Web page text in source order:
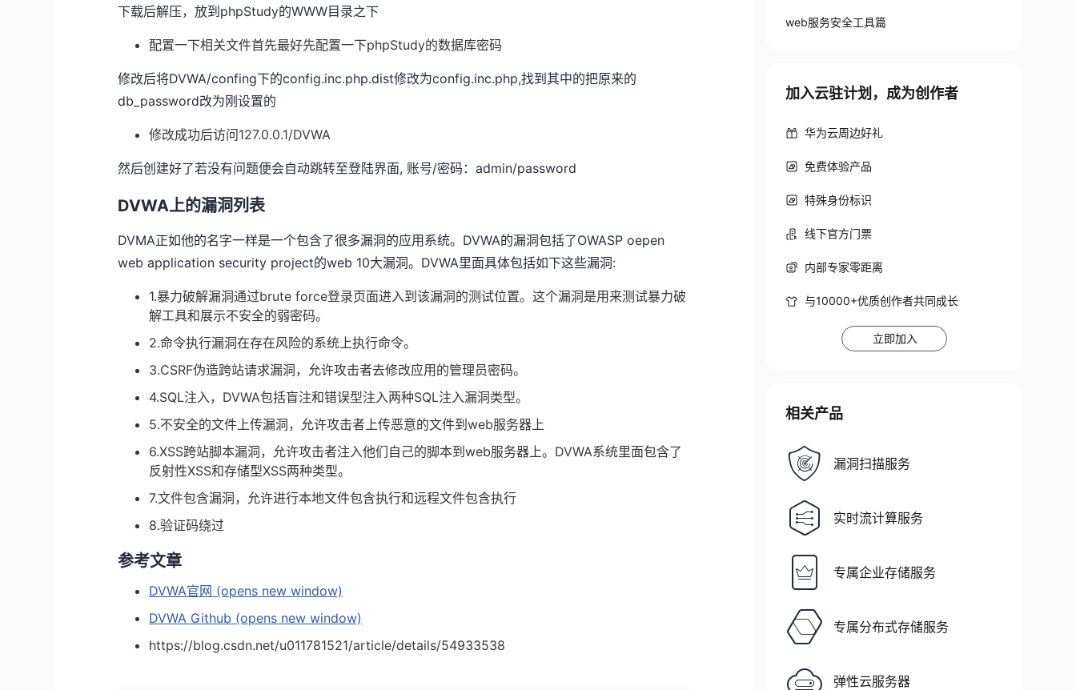
下载后解压，放到phpStudy的WWW目录之下
配置一下相关文件首先最好先配置一下phpStudy的数据库密码
修改后将DVWA/confing下的config.inc.php.dist修改为config.inc.php,找到其中的把原来的
db_password改为刚设置的
修改成功后访问127.0.0.1/DVWA
然后创建好了若没有问题便会自动跳转至登陆界面, 账号/密码：admin/password
DVWA上的漏洞列表
DVMA正如他的名字一样是一个包含了很多漏洞的应用系统。DVWA的漏洞包括了OWASP oepen
web application security project的web 10大漏洞。DVWA里面具体包括如下这些漏洞:
1.暴力破解漏洞通过brute force登录页面进入到该漏洞的测试位置。这个漏洞是用来测试暴力破
解工具和展示不安全的弱密码。
2.命令执行漏洞在存在风险的系统上执行命令。
3.CSRF伪造跨站请求漏洞，允许攻击者去修改应用的管理员密码。
4.SQL注入，DVWA包括盲注和错误型注入两种SQL注入漏洞类型。
5.不安全的文件上传漏洞，允许攻击者上传恶意的文件到web服务器上
6.XSS跨站脚本漏洞，允许攻击者注入他们自己的脚本到web服务器上。DVWA系统里面包含了
反射性XSS和存储型XSS两种类型。
7.文件包含漏洞，允许进行本地文件包含执行和远程文件包含执行
8.验证码绕过
参考文章
DVWA官网 (opens new window)
DVWA Github (opens new window)
https://blog.csdn.net/u011781521/article/details/54933538
web服务安全工具篇
加入云驻计划，成为创作者
华为云周边好礼
免费体验产品
特殊身份标识
线下官方门票
内部专家零距离
与10000+优质创作者共同成长
立即加入
相关产品
漏洞扫描服务
实时流计算服务
专属企业存储服务
专属分布式存储服务
弹性云服务器